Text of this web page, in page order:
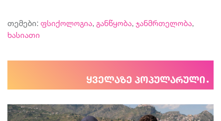
თემები: ფსიქოლოგია, განწყობა, ჯანმრთელობა,
ხასიათი
ყველაზე პოპულარული